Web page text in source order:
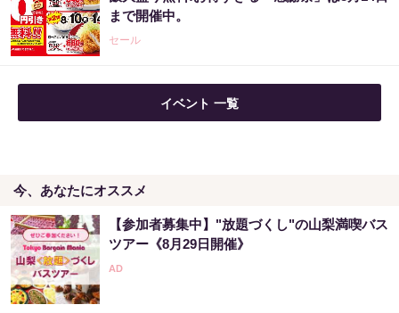
PR（合同会社デジタルファーム ）
宝くじ当たる人だけがやっていること、教え
「負け投資家がハマってる3つの落とし穴」株
価予測が世界トップクラスの天才が暴露
PR（Acoco.）
まで開催中。
セール
イベント 一覧
今、あなたにオススメ
【参加者募集中】"放題づくし"の山梨満喫バス
ツアー《8月29日開催》